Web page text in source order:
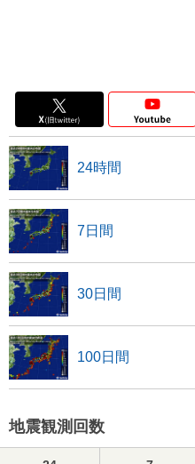
24時間
7日間
30日間
100日間
地震観測回数